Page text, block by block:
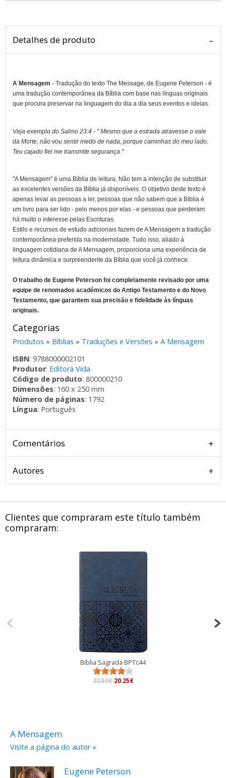
Detalhes de produto
A Mensagem - Tradução do texto The Message, de Eugene Peterson - é
uma tradução contemporânea da Bíblia com base nas línguas originais
que procura preservar na linguagem do dia a dia seus eventos e ideias.
Veja exemplo do Salmo 23:4 - " Mesmo que a estrada atravesse o vale
da Morte, não vou sentir medo de nada, porque caminhas do meu lado.
Teu cajado fiel me transmite segurança."
"A Mensagem" é uma Bíblia de leitura. Não tem a intenção de substituir
as excelentes versões da Bíblia já disponíveis. O objetivo deste texto é
apenas levar as pessoas a ler, pessoas que não sabem que a Bíblia é
um livro para ser lido - pelo menos por elas - e pessoas que perderam
há muito o interesse pelas Escrituras.
Estilo e recursos de estudo adicionais fazem de A Mensagem a tradução
contemporânea preferida na modernidade. Tudo isso, aliado à
linguagem cotidiana de A Mensagem, proporciona uma experiência de
leitura dinâmica e surpreendente da Bíblia que você já conhece.
O trabalho de Eugene Peterson foi completamente revisado por uma
equipe de renomados académicos do Antigo Testamento e do Novo
Testamento, que garantem sua precisão e fidelidade às línguas
originais.
Categorias
Produtos » Bíblias » Traduções e Versões »A Mensagem
ISBN: 9788000002101
Produtor: Editora Vida
Código de produto: 800000210
Dimensões: 160 x 250 mm
Número de páginas: 1792
Língua: Português
Comentários
Autores
Clientes que compraram este título também
compraram:
Bíblia Sagrada BPTc44
22.50€ 20.25€
A Mensagem
Visite a página do autor »
Eugene Peterson